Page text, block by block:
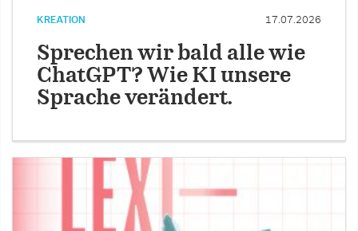
KREATION 17.07.2026
Sprechen wir bald alle wie
ChatGPT? Wie KI unsere
Sprache verändert.